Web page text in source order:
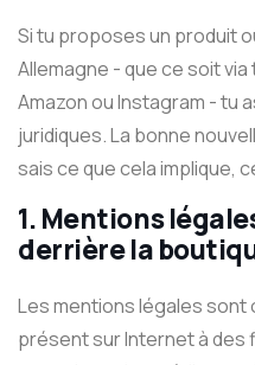
Si tu proposes un produit
Allemagne - que ce soit
Amazon ou Instagram - tu
juridiques. La bonne
sais ce que cela implique,
1.Mentions
derrière la
Les mentions légales
présent sur Internet à des